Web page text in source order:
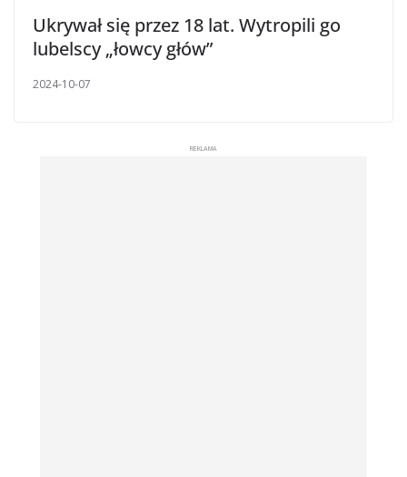
Ukrywał się przez 18 lat. Wytropili go
lubelscy „łowcy głów”
2024-10-07
REKLAMA